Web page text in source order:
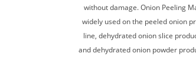
without damage. Onion Peeling
widely used on the peeled onion
line, dehydrated onion slice
and dehydrated onion powder